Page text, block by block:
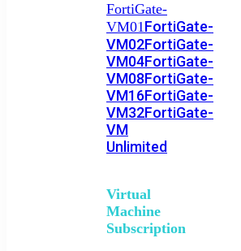
FortiGate-
VM01FortiGate-
VM02FortiGate-
VM04FortiGate-
VM08FortiGate-
VM16FortiGate-
VM32FortiGate-
VM
Unlimited
Virtual
Machine
Subscription